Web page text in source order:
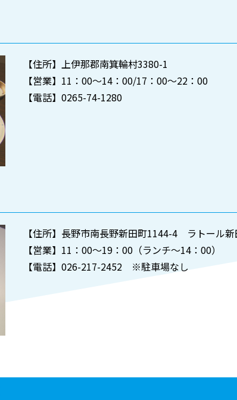
【住所】上伊那郡南箕輪村3380-1
【営業】11：00～14：00/17：00～22：00
【電話】0265-74-1280
【住所】長野市南長野新田町1144-4 ラトール新
【営業】11：00～19：00（ランチ～14：00）
【電話】026-217-2452 ※駐車場なし